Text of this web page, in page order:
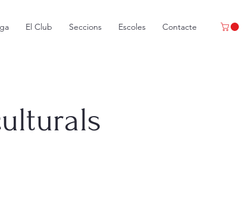
El Club Seccions Escoles Contacte